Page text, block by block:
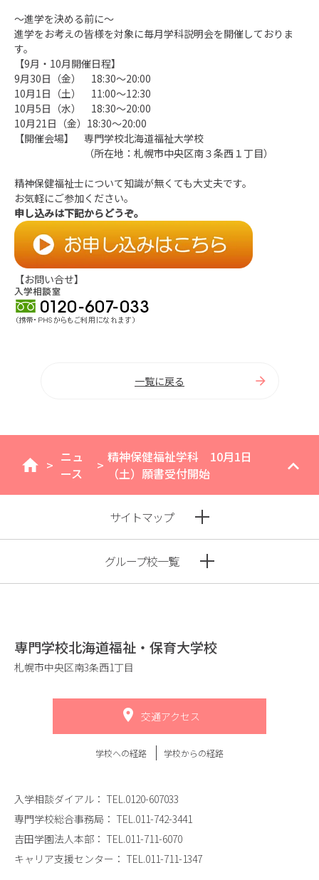
～進学を決める前に～
進学をお考えの皆様を対象に毎月学科説明会を開催しておりま
す。
【9月・10月開催日程】
9月30日（金） 18:30～20:00
10月1日（土） 11:00～12:30
10月5日（水） 18:30～20:00
10月21日（金）18:30～20:00
【開催会場】 専門学校北海道福祉大学校
（所在地：札幌市中央区南３条西１丁目）
精神保健福祉士について知識が無くても大丈夫です。
お気軽にご参加ください。
申し込みは下記からどうぞ。
【お問い合せ】
一覧に戻る
home
> ニュ
ース
> 精神保健福祉学科 10月1日
（土）願書受付開始
サイトマップ
グループ校一覧
専門学校北海道福祉・保育大学校
札幌市中央区南3条西1丁目
交通アクセス
学校への経路 学校からの経路
入学相談ダイアル： TEL.0120-607033
専門学校総合事務局： TEL.011-742-3441
吉田学園法人本部： TEL.011-711-6070
キャリア支援センター： TEL.011-711-1347